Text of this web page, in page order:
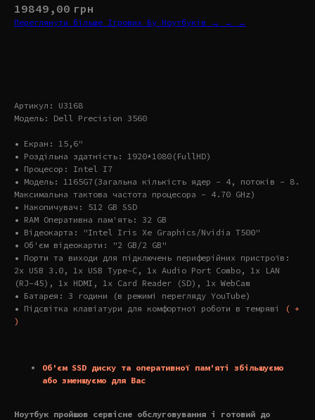
19849,00 грн
Переглянути більше Ігрових Бу Ноутбуків → → →
Артикул: U3168
Модель: Dell Precision 3560
• Екран: 15,6"
• Роздільна здатність: 1920*1080(FullHD)
• Процесор: Intel I7
• Модель: 1165G7(Загальна кількість ядер – 4, потоків – 8.
Максимальна тактова частота процесора – 4.70 GHz)
• Накопичувач: 512 GB SSD
• RAM Оперативна пам'ять: 32 GB
• Відеокарта: "Intel Iris Xe Graphics/Nvidia T500"
• Об'єм відеокарти: "2 GB/2 GB"
• Порти та виходи для підключень периферійних пристроїв:
2x USB 3.0, 1x USB Type-C, 1x Audio Port Combo, 1x LAN
(RJ-45), 1x HDMI, 1x Card Reader (SD), 1x WebCam
• Батарея: 3 години (в режимі перегляду YouTube)
• Підсвітка клавіатури для комфортної роботи в темряві
( +
)
Об'єм SSD диску та оперативної пам'яті збільшуємо
або зменшуємо для Вас
Ноутбук пройшов сервісне обслуговування і готовий до